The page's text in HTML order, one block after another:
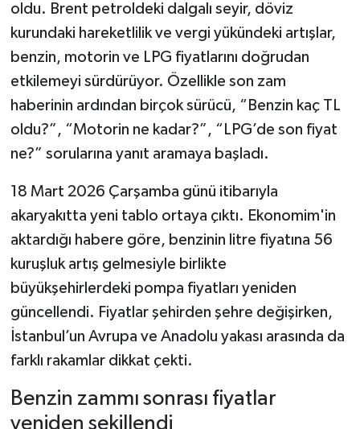
oldu. Brent petroldeki dalgalı seyir, döviz
kurundaki hareketlilik ve vergi yükündeki artışlar,
benzin, motorin ve LPG fiyatlarını doğrudan
etkilemeyi sürdürüyor. Özellikle son zam
haberinin ardından birçok sürücü, “Benzin kaç TL
oldu?”, “Motorin ne kadar?”, “LPG’de son fiyat
ne?” sorularına yanıt aramaya başladı.
18 Mart 2026 Çarşamba günü itibarıyla
akaryakıtta yeni tablo ortaya çıktı. Ekonomim'in
aktardığı habere göre, benzinin litre fiyatına 56
kuruşluk artış gelmesiyle birlikte
büyükşehirlerdeki pompa fiyatları yeniden
güncellendi. Fiyatlar şehirden şehre değişirken,
İstanbul’un Avrupa ve Anadolu yakası arasında da
farklı rakamlar dikkat çekti.
Benzin zammı sonrası fiyatlar
yeniden şekillendi
Pınarbaşı Haberleri
Şenpazar Haberleri
Seydiler Haberleri
Tosya Haberleri
Karadeniz Haberleri
Ulusal Haberler
Teknoloji Haberleri
Siyaset Haberleri
Dünya Haberleri